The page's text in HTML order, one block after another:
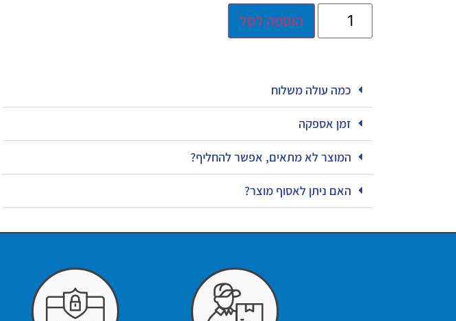
הוספה לסל
כמה עולה משלוח
זמן אספקה
המוצר לא מתאים, אפשר להחליף?
האם ניתן לאסוף מוצר?